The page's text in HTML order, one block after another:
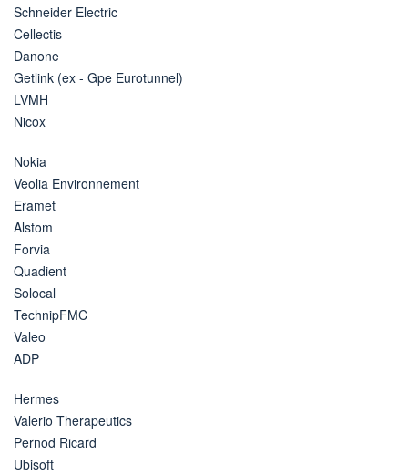
Schneider Electric
Cellectis
Danone
Getlink (ex - Gpe Eurotunnel)
LVMH
Nicox
Nokia
Veolia Environnement
Eramet
Alstom
Forvia
Quadient
Solocal
TechnipFMC
Valeo
ADP
Hermes
Valerio Therapeutics
Pernod Ricard
Ubisoft